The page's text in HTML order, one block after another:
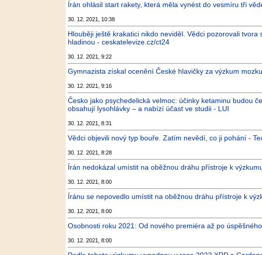
Írán ohlásil start rakety, která měla vynést do vesmíru tři
30. 12. 2021, 10:38
Hlouběji ještě krakatici nikdo neviděl. Vědci pozorovali
hladinou - ceskatelevize.cz/ct24
30. 12. 2021, 9:22
Gymnazista získal ocenění České hlavičky za výzkum
30. 12. 2021, 9:16
Česko jako psychedelická velmoc: účinky ketaminu budou
obsahují lysohlávky – a nabízí účast ve studii - LUI
30. 12. 2021, 8:31
Vědci objevili nový typ bouře. Zatím nevědí, co ji pohání -
30. 12. 2021, 8:28
Írán nedokázal umístit na oběžnou dráhu přístroje k
30. 12. 2021, 8:00
Íránu se nepovedlo umístit na oběžnou dráhu přístroje k
30. 12. 2021, 8:00
Osobnosti roku 2021: Od nového premiéra až po
30. 12. 2021, 8:00